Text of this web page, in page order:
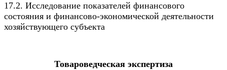
17.2. Исследование показателей финансового
состояния и финансово-экономической деятельности
хозяйствующего субъекта
Товароведческая экспертиза